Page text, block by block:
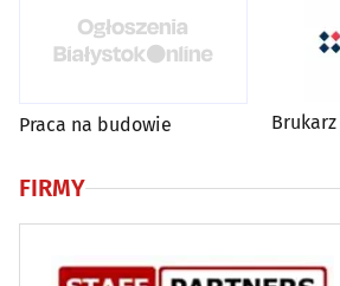
Praca na budowie Brukarz
FIRMY